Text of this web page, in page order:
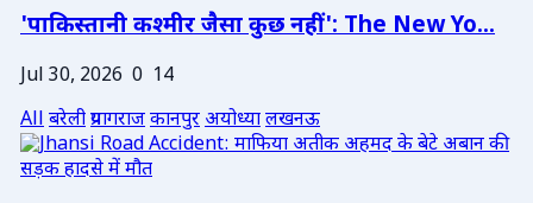
'पाकिस्तानी कश्मीर जैसा कुछ नहीं': The New Yo...
Jul 30, 2026 0 14
Allबरेलीप्रयागराजकानपुरअयोध्यालखनऊ